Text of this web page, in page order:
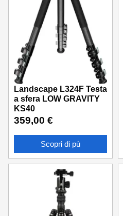
Landscape L324F Testa
a sfera LOW GRAVITY
KS40
359,00 €
Scopri di pù